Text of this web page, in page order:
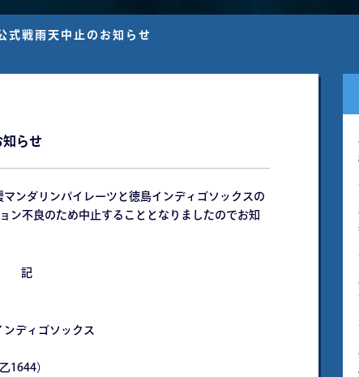
式戦雨天中止のお知らせ
知らせ
ンダリンパイレーツと徳島インディゴソックスの
ン不良のため中止することとなりましたのでお知
記
ディゴソックス
1644）